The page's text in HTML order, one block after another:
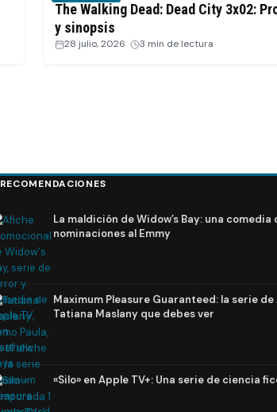
The Walking Dead: Dead City 3x02:
y sinopsis
28 julio, 2026 3 min de lectura
RECOMENDACIONES
La maldición de Widow’s Bay: una comedia
nominaciones al Emmy
Maximum Pleasure Guaranteed: la serie de
Tatiana Maslany que debes ver
«Silo» en Apple TV+: Una serie de ciencia